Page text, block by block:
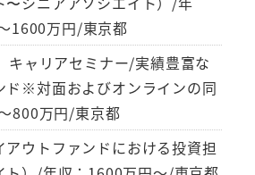
1600万円/東京都
キャリアセミナー/実績豊富な
ド※対面およびオンラインの同
800万円/東京都
ウトファンドにおける投資担